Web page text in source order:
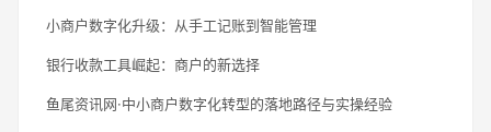
小商户数字化升级：从手工记账到智能管理
银行收款工具崛起：商户的新选择
鱼尾资讯网·中小商户数字化转型的落地路径与实操经验